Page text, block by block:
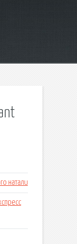
натали